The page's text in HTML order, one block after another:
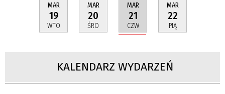
MAR
19
WTO
MAR
20
ŚRO
MAR
21
CZW
MAR
22
PIĄ
KALENDARZ WYDARZEŃ